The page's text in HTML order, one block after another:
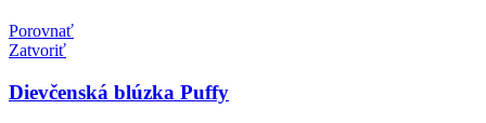
Porovnať
Zatvoriť
Dievčenská blúzka Puffy